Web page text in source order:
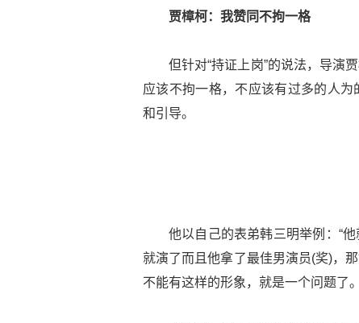
贾樟柯：我赞同不拘一格
但针对“持证上岗”的说法，导演
应该不拘一格，不应该有过多的人
和引导。
他以自己的表弟韩三明举例：“
就演了而且他拿了最佳男演员(奖)，
不能有这样的形象，就是一个问题了